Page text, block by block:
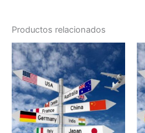
Productos relacionados